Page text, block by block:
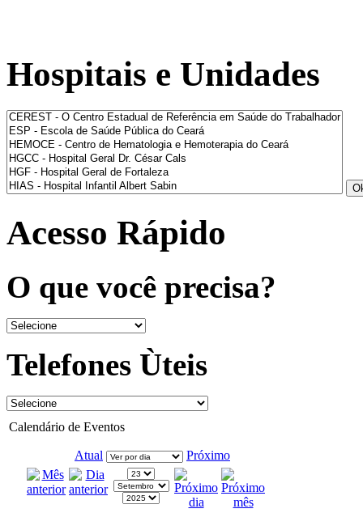
Hospitais e Unidades
Acesso Rápido
O que você precisa?
Telefones Ùteis
Calendário de Eventos
Atual Próximo